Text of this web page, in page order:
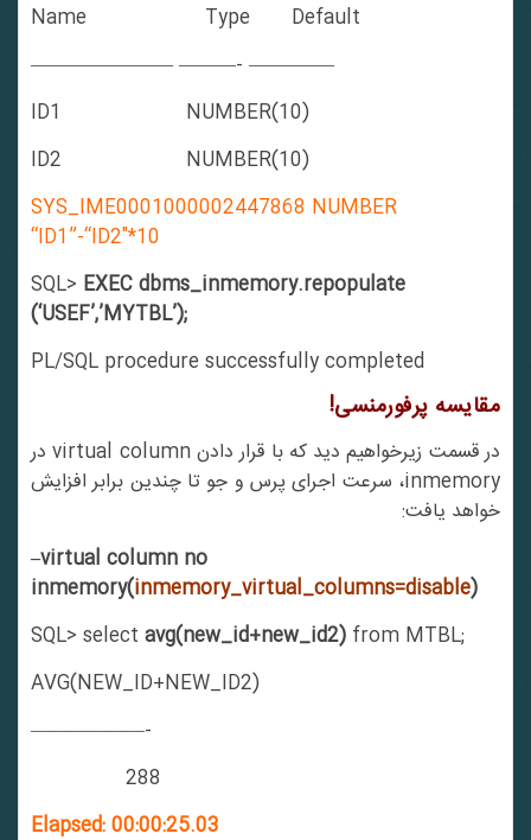
Name Type Default
———————– ———- ————–
ID1 NUMBER(10)
ID2 NUMBER(10)
SYS_IME0001000002447868 NUMBER
“ID1”-“ID2″*10
SQL>EXEC dbms_inmemory.repopulate
(‘USEF’,’MYTBL’);
PL/SQL procedure successfully completed
مقایسه پرفورمنسی!
در قسمت زیرخواهیم دید که با قرار دادن virtual column در
inmemory، سرعت اجرای پرس و جو تا چندین برابر افزایش
خواهد یافت:
–virtual column no
inmemory(inmemory_virtual_columns=disable
SQL> selectavg(new_id+new_id2)from MTBL;
AVG(NEW_ID+NEW_ID2)
——————-
288
Elapsed: 00:00:25.03